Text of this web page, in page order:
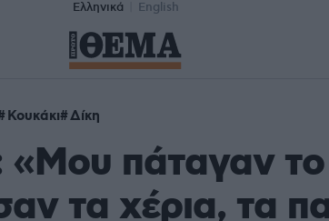
Ελληνικά English
Κουκάκι Δίκη
«Μου πάταγαν
τα χέρια, τα